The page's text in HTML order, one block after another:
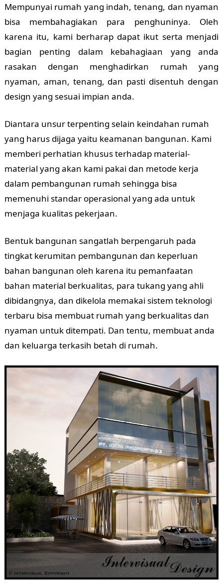
Mempunyai rumah yang indah, tenang, dan nyaman
bisa membahagiakan para penghuninya. Oleh
karena itu, kami berharap dapat ikut serta menjadi
bagian penting dalam kebahagiaan yang anda
rasakan dengan menghadirkan rumah yang
nyaman, aman, tenang, dan pasti disentuh dengan
design yang sesuai impian anda.
Diantara unsur terpenting selain keindahan rumah
yang harus dijaga yaitu keamanan bangunan. Kami
memberi perhatian khusus terhadap material-
material yang akan kami pakai dan metode kerja
dalam pembangunan rumah sehingga bisa
memenuhi standar operasional yang ada untuk
menjaga kualitas pekerjaan.
Bentuk bangunan sangatlah berpengaruh pada
tingkat kerumitan pembangunan dan keperluan
bahan bangunan oleh karena itu pemanfaatan
bahan material berkualitas, para tukang yang ahli
dibidangnya, dan dikelola memakai sistem teknologi
terbaru bisa membuat rumah yang berkualitas dan
nyaman untuk ditempati. Dan tentu, membuat anda
dan keluarga terkasih betah di rumah.